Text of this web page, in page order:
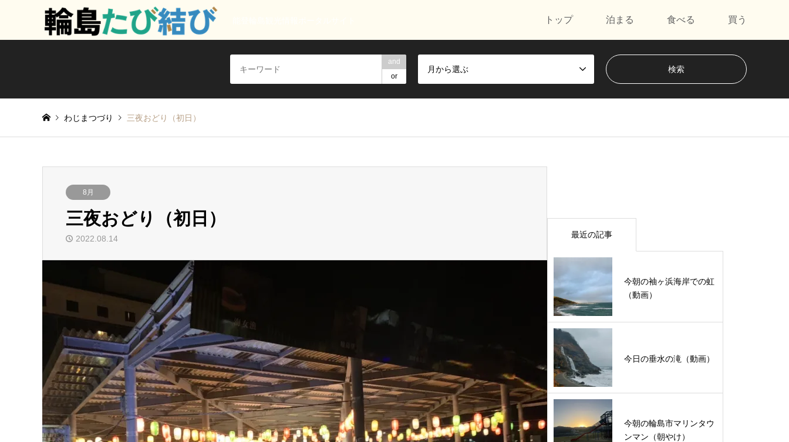
トップ 泊まる 食べる 買う
and
or
月から選ぶ
わじまつづり 三夜おどり（初日）
8月
三夜おどり（初日）
2022.08.14 最近の記事
今朝の袖ヶ浜海岸での虹
（動画）
今日の垂水の滝（動画）
今朝の輪島市マリンタウ
ンマン（朝やけ）